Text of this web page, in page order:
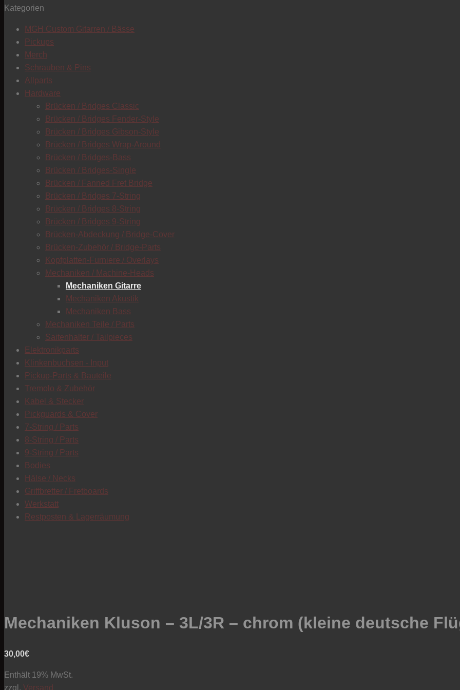
Kategorien
MGH Custom Gitarren / Bässe
Pickups
Merch
Schrauben & Pins
Allparts
Hardware
Brücken / Bridges Classic
Brücken / Bridges Fender-Style
Brücken / Bridges Gibson-Style
Brücken / Bridges Wrap-Around
Brücken / Bridges-Bass
Brücken / Bridges-Single
Brücken / Fanned Fret Bridge
Brücken / Bridges 7-String
Brücken / Bridges 8-String
Brücken / Bridges 9-String
Brücken-Abdeckung / Bridge-Cover
Brücken-Zubehör / Bridge-Parts
Kopfplatten-Furniere / Overlays
Mechaniken / Machine-Heads
Mechaniken Gitarre
Mechaniken Akustik
Mechaniken Bass
Mechaniken Teile / Parts
Saitenhalter / Tailpieces
Elektronikparts
Klinkenbuchsen - Input
Pickup-Parts & Bauteile
Tremolo & Zubehör
Kabel & Stecker
Pickguards & Cover
7-String / Parts
8-String / Parts
9-String / Parts
Bodies
Hälse / Necks
Griffbretter / Fretboards
Werkstatt
Restposten & Lagerräumung
Mechaniken Kluson – 3L/3R – chrom (kleine deutsche
30,00€
Enthält 19% MwSt.
zzgl. Versand